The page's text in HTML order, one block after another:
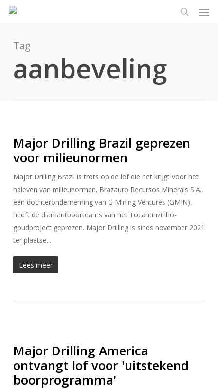
hoofdinhoud
Tag
aanbeveling
Major Drilling Brazil geprezen
voor milieunormen
Major Drilling Brazil is trots op de lof die het krijgt voor het
naleven van milieunormen. Brazauro Recursos Minerais S.A.,
een dochteronderneming van G Mining Ventures (GMIN),
heeft de diamantboorteams van het Tocantinzinho-
goudproject geprezen. Major Drilling is sinds november 2021
ter plaatse...
Lees meer
Major Drilling America
ontvangt lof voor 'uitstekend
boorprogramma'